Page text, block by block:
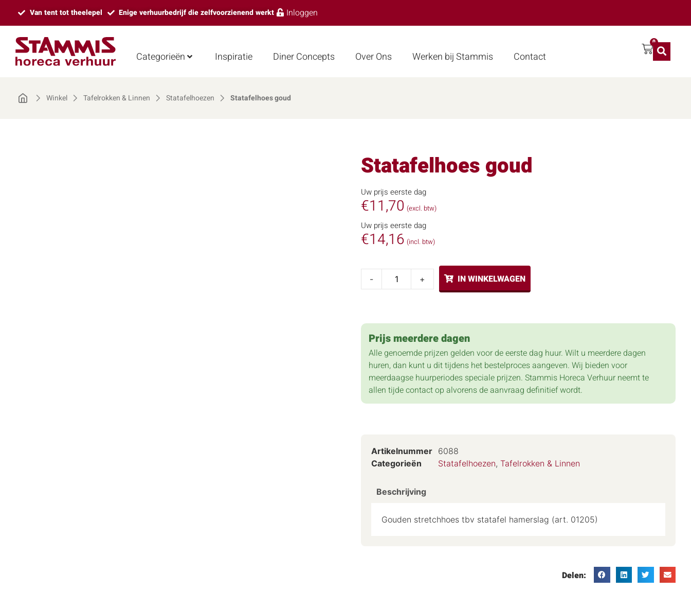
Van tent tot theelepel Enige verhuurbedrijf die zelfvoorzienend werkt Inloggen
Categorieën Inspiratie Diner Concepts Over Ons Werken bij Stammis Contact
0
Winkel Tafelrokken & Linnen Statafelhoezen Statafelhoes goud
Statafelhoes goud
Uw prijs eerste dag
€11,70 (excl. btw)
Uw prijs eerste dag
€14,16 (incl. btw)
- + IN WINKELWAGEN
Prijs meerdere dagen
Alle genoemde prijzen gelden voor de eerste dag huur. Wilt u meerdere dagen
huren, dan kunt u dit tijdens het bestelproces aangeven. Wij bieden voor
meerdaagse huurperiodes speciale prijzen. Stammis Horeca Verhuur neemt te
allen tijde contact op alvorens de aanvraag definitief wordt.
Artikelnummer 6088
Categorieën
Statafelhoezen, Tafelrokken & Linnen
Beschrijving
Gouden stretchhoes tbv statafel hamerslag (art. 01205)
Delen: